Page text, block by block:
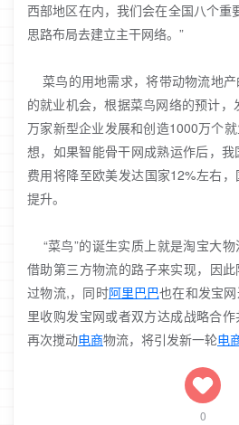
西部地区在内，我们会在全国八个重
思路布局去建立主干网络。”
菜鸟的用地需求，将带动物流地
的就业机会，根据菜鸟网络的预计
万家新型企业发展和创造1000万个
想，如果智能骨干网成熟运作后，
费用将降至欧美发达国家12%左右
提升。
“菜鸟”的诞生实质上就是淘宝大
借助第三方物流的路子来实现，因
过物流,，同时阿里巴巴也在和发宝
里收购发宝网或者双方达成战略合
再次搅动电商物流，将引发新一轮电
0